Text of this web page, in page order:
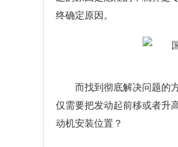
终确定原因。
而找到彻底解决问题的
仅需要把发动起前移或者升
动机安装位置？